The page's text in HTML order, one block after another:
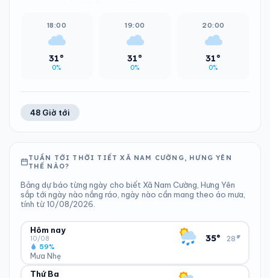
18:00
31°
0%
19:00
31°
0%
20:00
31°
0%
48 Giờ tới
TUẦN TỚI THỜI TIẾT XÃ NAM CƯỜNG, HƯNG YÊN
THẾ NÀO?
Bảng dự báo từng ngày cho biết Xã Nam Cường, Hưng Yên
sắp tới ngày nào nắng ráo, ngày nào cần mang theo áo mưa,
tính từ 10/08/2026.
Hôm nay
10/08
Mưa Nhẹ
59%
35° 28°
▾
ĐỘ ẨM
Thứ Ba